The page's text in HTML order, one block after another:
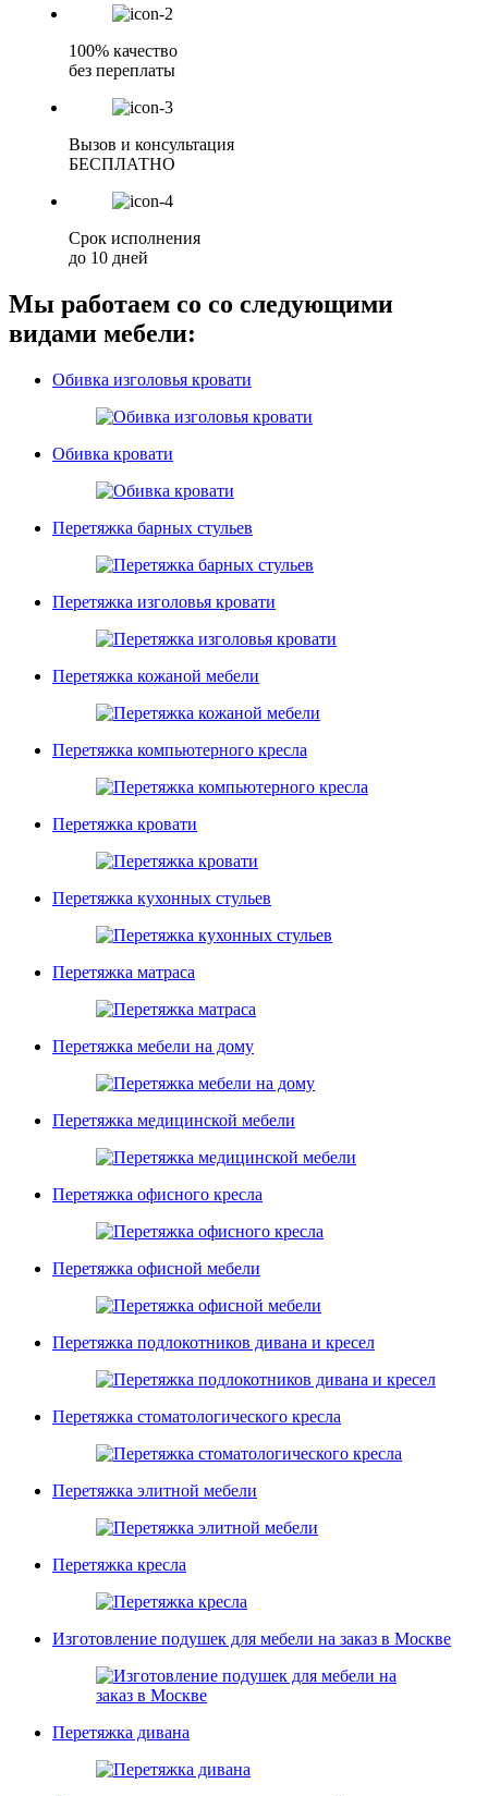
100% качество
без переплаты
Вызов и консультация
БЕСПЛАТНО
Срок исполнения
до 10 дней
Мы работаем со со следующими
видами мебели:
Обивка изголовья кровати
Обивка кровати
Перетяжка барных стульев
Перетяжка изголовья кровати
Перетяжка кожаной мебели
Перетяжка компьютерного кресла
Перетяжка кровати
Перетяжка кухонных стульев
Перетяжка матраса
Перетяжка мебели на дому
Перетяжка медицинской мебели
Перетяжка офисного кресла
Перетяжка офисной мебели
Перетяжка подлокотников дивана и кресел
Перетяжка стоматологического кресла
Перетяжка элитной мебели
Перетяжка кресла
Изготовление подушек для мебели на заказ в Москве
Перетяжка дивана